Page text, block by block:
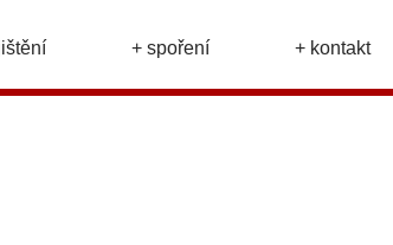
+ spoření + kontakt